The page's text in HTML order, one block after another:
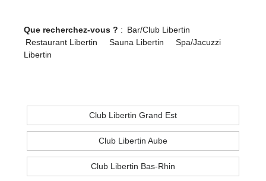
Que recherchez-vous ? : Bar/Club Libertin
Restaurant Libertin
Sauna Libertin
Spa/Jacuzzi
Libertin
Club Libertin Grand Est
Club Libertin Aube
Club Libertin Bas-Rhin